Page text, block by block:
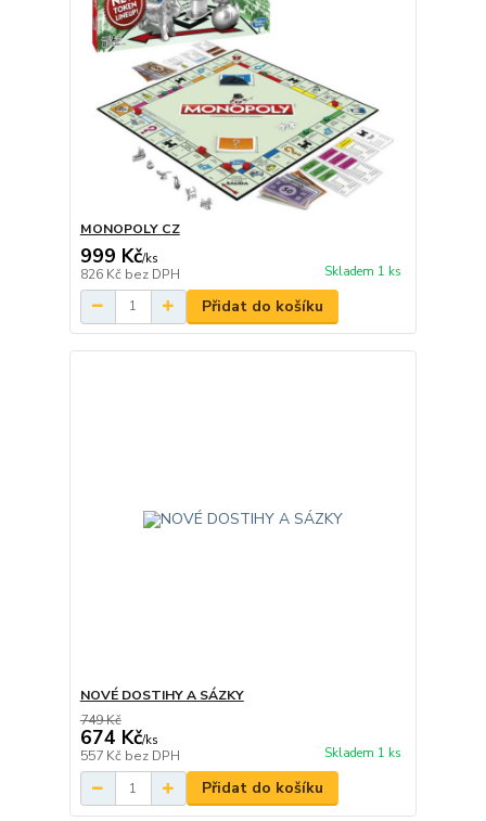
MONOPOLY CZ
999 Kč/ks
826 Kč bez DPH Skladem 1 ks
Přidat do košíku
NOVÉ DOSTIHY A SÁZKY
749 Kč
674 Kč/ks
557 Kč bez DPH Skladem 1 ks
Přidat do košíku